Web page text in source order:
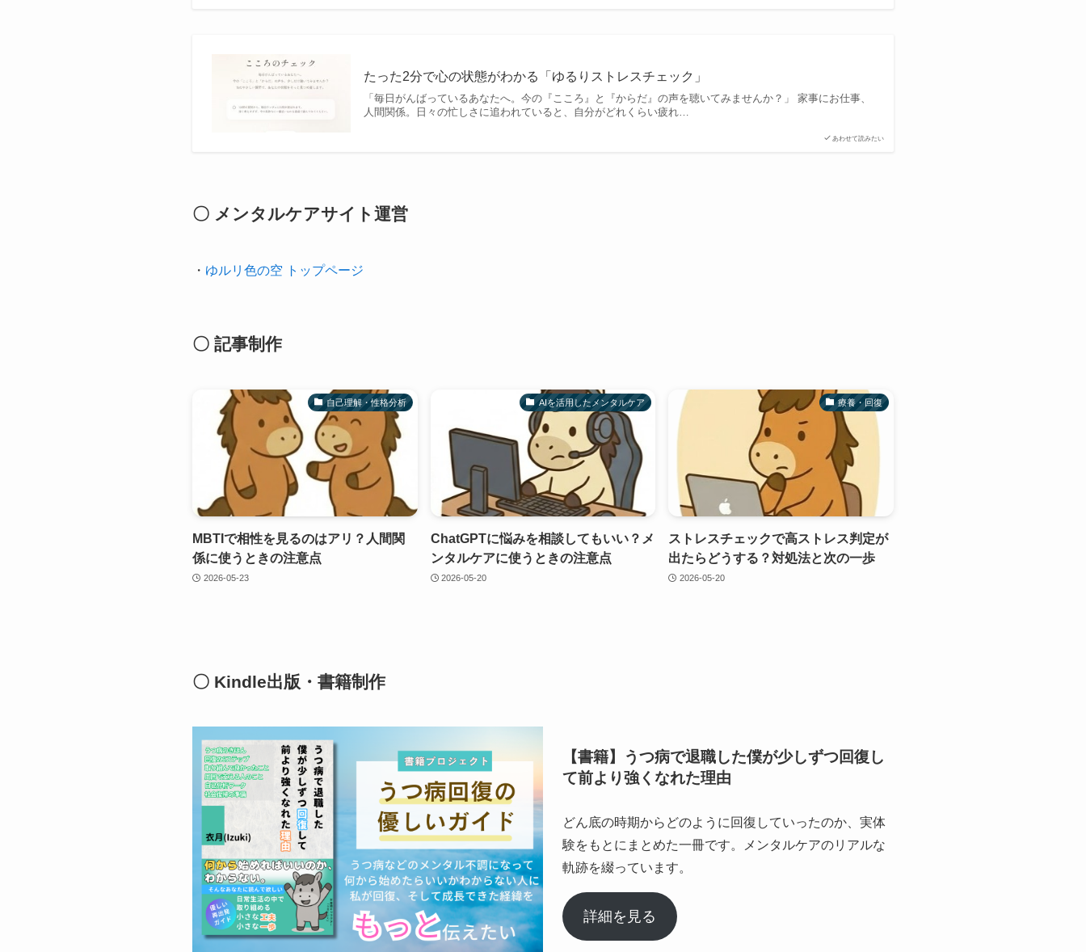
あわせて読みたい
たった2分で心の状態がわかる「ゆるりストレスチェック」
「毎日がんばっているあなたへ。今の『こころ』と『からだ』の声を聴いてみませんか？」 家事にお仕事、
人間関係。日々の忙しさに追われていると、自分がどれくらい疲れ…
〇 メンタルケアサイト運営
・ ゆルリ色の空 トップページ
〇 記事制作
自己理解・性格分析
MBTIで相性を見るのはアリ？人間関
係に使うときの注意点
2026-05-23
AIを活用したメンタルケア
ChatGPTに悩みを相談してもいい？メ
ンタルケアに使うときの注意点
2026-05-20
療養・回復
ストレスチェックで高ストレス判定が
出たらどうする？対処法と次の一歩
2026-05-20
〇 Kindle出版・書籍制作
【書籍】うつ病で退職した僕が少しずつ回復し
て前より強くなれた理由
どん底の時期からどのように回復していったのか、実体
験をもとにまとめた一冊です。メンタルケアのリアルな
軌跡を綴っています。
詳細を見る